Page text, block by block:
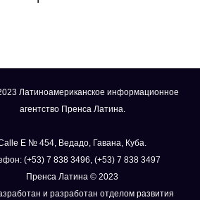
Латиноамериканское информационное
агентство Пренса Латина.
E № 454, Ведадо, Гавана, Куба.
(+53) 7 838 3496, (+53) 7 838 3497
Пренса Латина © 2023
и разработан отделом развития